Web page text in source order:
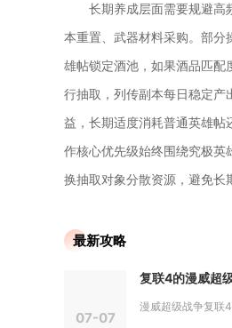
长期养成层面需要规避高
本重置、武器材料采购。部分
雄帖锁定酒池，如果酒品匹配
行抽取，列传副本每日稳定产
益，长期适度消耗普通英雄帖
作核心优先级始终围绕究极英
换抽取对象分散资源，避免长
最新攻略
07-07
复联4的漫威超
漫威超级战争复联